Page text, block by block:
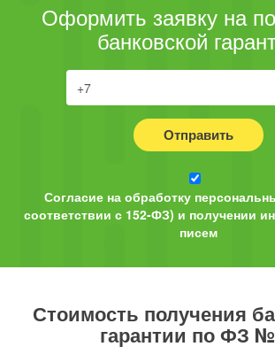
Оформить заявку на
банковской
Отправить
Согласие на обработку
соответствии с 152-ФЗ) и получении
писем
Стоимость получения
гарантии по ФЗ